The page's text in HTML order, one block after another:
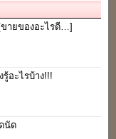
ขายของอะไรดี…]
อะไรบ้าง!!!
นัด